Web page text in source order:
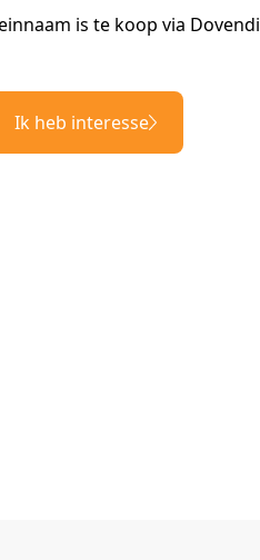
is te koop via Dovendi
Ik heb interesse